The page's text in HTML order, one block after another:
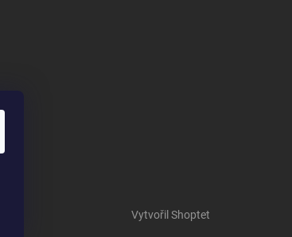
Vytvořil Shoptet